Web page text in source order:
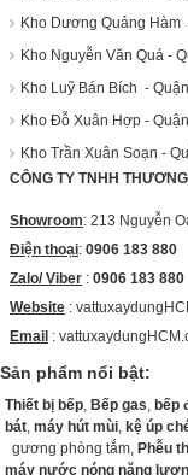
Kho Dương Quảng Hàm
Kho Nguyễn Văn Quá -
Kho Luỹ Bán Bích -
Kho Đỗ Xuân Hợp -
Kho Trần Xuân Soạn -
CÔNG TY TNHH
Showroom: 213 Nguyễn
Điện thoại: 0906 183 880
Zalo/ Viber : 0906 183 880
Website :
Email :
Sản phẩm nổi bật:
Thiết bị bếp, Bếp gas, bếp
bát, máy hút mùi, kệ úp
gương phòng tắm, Phễu
máy nước nóng năng